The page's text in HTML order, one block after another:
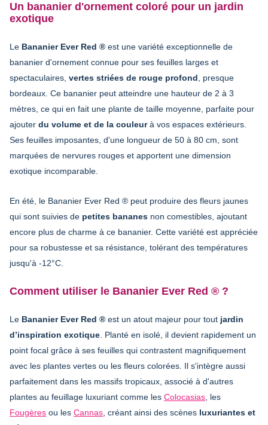
Un bananier d'ornement coloré pour un jardin
exotique
Le Bananier Ever Red ® est une variété exceptionnelle de
bananier d'ornement connue pour ses feuilles larges et
spectaculaires, vertes striées de rouge profond , presque
bordeaux. Ce bananier peut atteindre une hauteur de 2 à 3
mètres, ce qui en fait une plante de taille moyenne, parfaite pour
ajouter du volume et de la couleurà vos espaces extérieurs.
Ses feuilles imposantes, d'une longueur de 50 à 80 cm, sont
marquées de nervures rouges et apportent une dimension
exotique incomparable.
En été, le Bananier Ever Red ® peut produire des fleurs jaunes
qui sont suivies de petites bananes non comestibles, ajoutant
encore plus de charme à ce bananier. Cette variété est appréciée
pour sa robustesse et sa résistance, tolérant des températures
jusqu'à -12°C.
Comment utiliser le Bananier Ever Red ® ?
Le Bananier Ever Red ® est un atout majeur pour tout jardin
d’inspiration exotique . Planté en isolé, il devient rapidement un
point focal grâce à ses feuilles qui contrastent magnifiquement
avec les plantes vertes ou les fleurs colorées. Il s'intègre aussi
parfaitement dans les massifs tropicaux, associé à d'autres
plantes au feuillage luxuriant comme les Colocasias , les
Fougères ou les Cannas , créant ainsi des scènes luxuriantes et